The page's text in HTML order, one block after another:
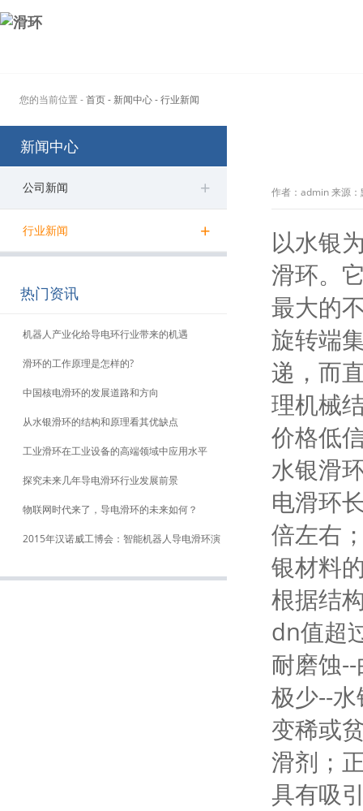
您的当前位置 -首页- 新闻中心- 行业新闻
新闻中心
公司新闻 +
行业新闻 +
热门资讯
机器人产业化给导电环行业带来的机遇
滑环的工作原理是怎样的?
中国核电滑环的发展道路和方向
从水银滑环的结构和原理看其优缺点
工业滑环在工业设备的高端领域中应用水平
探究未来几年导电滑环行业发展前景
物联网时代来了，导电滑环的未来如何？
2015年汉诺威工博会：智能机器人导电滑环演
绎“工业4.0”
作者：admin 来源
以水银
滑环。
最大的
旋转端
递，而
理机械
价格低
水银滑
电滑环
倍左右
银材料
根据结
dn值超
耐磨蚀
极少--
变稀或
滑剂；
具有吸